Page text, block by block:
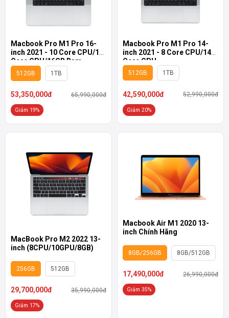
Macbook Pro M1 Pro 16-
inch 2021 - 10 Core CPU/16
Core GPU/16GB Ram
512GB 1TB
53,350,000đ 65,990,000đ
Giảm 19%
Macbook Pro M1 Pro 14-
inch 2021 - 8 Core CPU/14
Core GPU
512GB 1TB
42,590,000đ 52,990,000đ
Giảm 20%
MacBook Pro M2 2022 13-
inch (8CPU/10GPU/8GB)
256GB 512GB
29,700,000đ 35,990,000đ
Giảm 17%
Macbook Air M1 2020 13-
inch Chính Hãng
8GB/256GB 8GB/512GB
17,490,000đ 26,990,000đ
Giảm 35%